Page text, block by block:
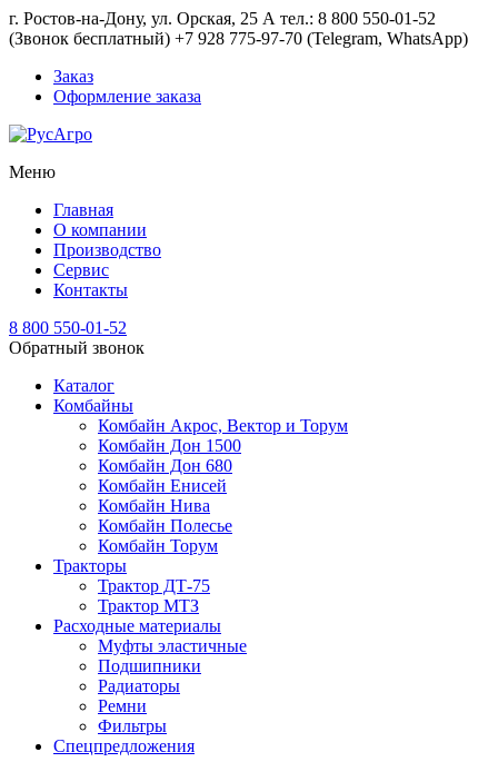
г. Ростов-на-Дону, ул. Орская, 25 А тел.: 8 800 550-01-52
(Звонок бесплатный) +7 928 775-97-70 (Telegram, WhatsApp)
Заказ
Оформление заказа
Меню
Главная
О компании
Производство
Сервис
Контакты
8 800 550-01-52
Обратный звонок
Каталог
Комбайны
Комбайн Акрос, Вектор и Торум
Комбайн Дон 1500
Комбайн Дон 680
Комбайн Енисей
Комбайн Нива
Комбайн Полесье
Комбайн Торум
Тракторы
Трактор ДТ-75
Трактор МТЗ
Расходные материалы
Муфты эластичные
Подшипники
Радиаторы
Ремни
Фильтры
Спецпредложения